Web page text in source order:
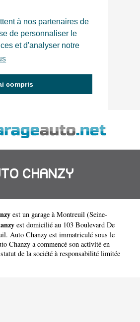
à nos partenaires de
de personnaliser le
et d'analyser notre
compris
CHANZY
est un garage à Montreuil (Seine-
est domicilié au 103 Boulevard De
Auto Chanzy est immatriculé sous le
Chanzy a commencé son activité en
de la société à responsabilité limitée